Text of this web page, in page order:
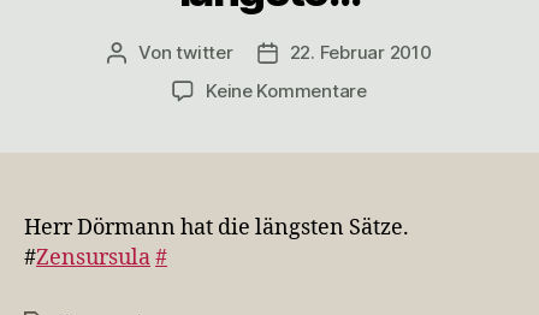
Beitragsautor
Vontwitter Veröffentlichungsdatum
22. Februar 2010
Keine Kommentarezu
längste…
Herr Dörmann hat die längsten Sätze.
#Zensursula#